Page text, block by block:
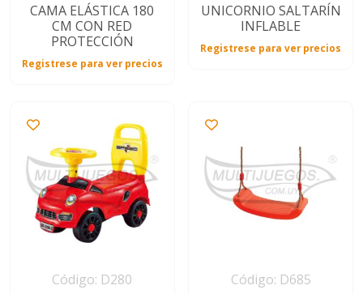
CAMA ELÁSTICA 180
CM CON RED
PROTECCIÓN
Registrese para ver precios
UNICORNIO SALTARÍN
INFLABLE
Registrese para ver precios
Código: D280
Código: D685